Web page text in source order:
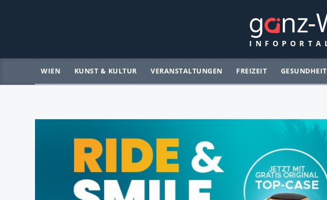
WIEN KUNST & KULTUR VERANSTALTUNGEN FREIZEIT GESUNDHEIT